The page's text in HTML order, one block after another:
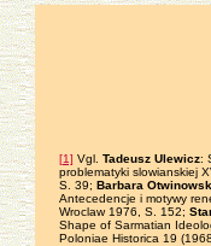
[1] Vgl. Tadeusz Ulewicz:
problematyki slowianskiej
S. 39; Barbara
Antecedencje i motywy
Wroclaw 1976, S. 152;
Shape of Sarmatian
Poloniae Historica 19